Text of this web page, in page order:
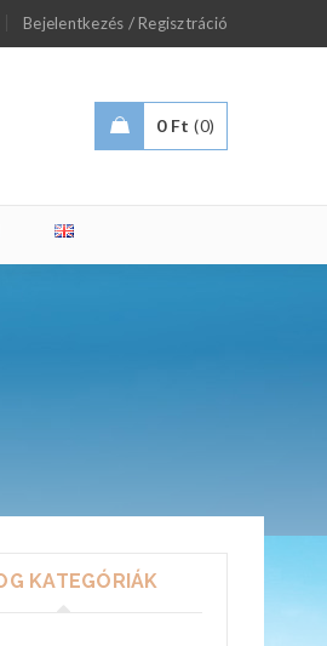
Bejelentkezés / Regisztráció
0 Ft 0
KATEGÓRIÁK